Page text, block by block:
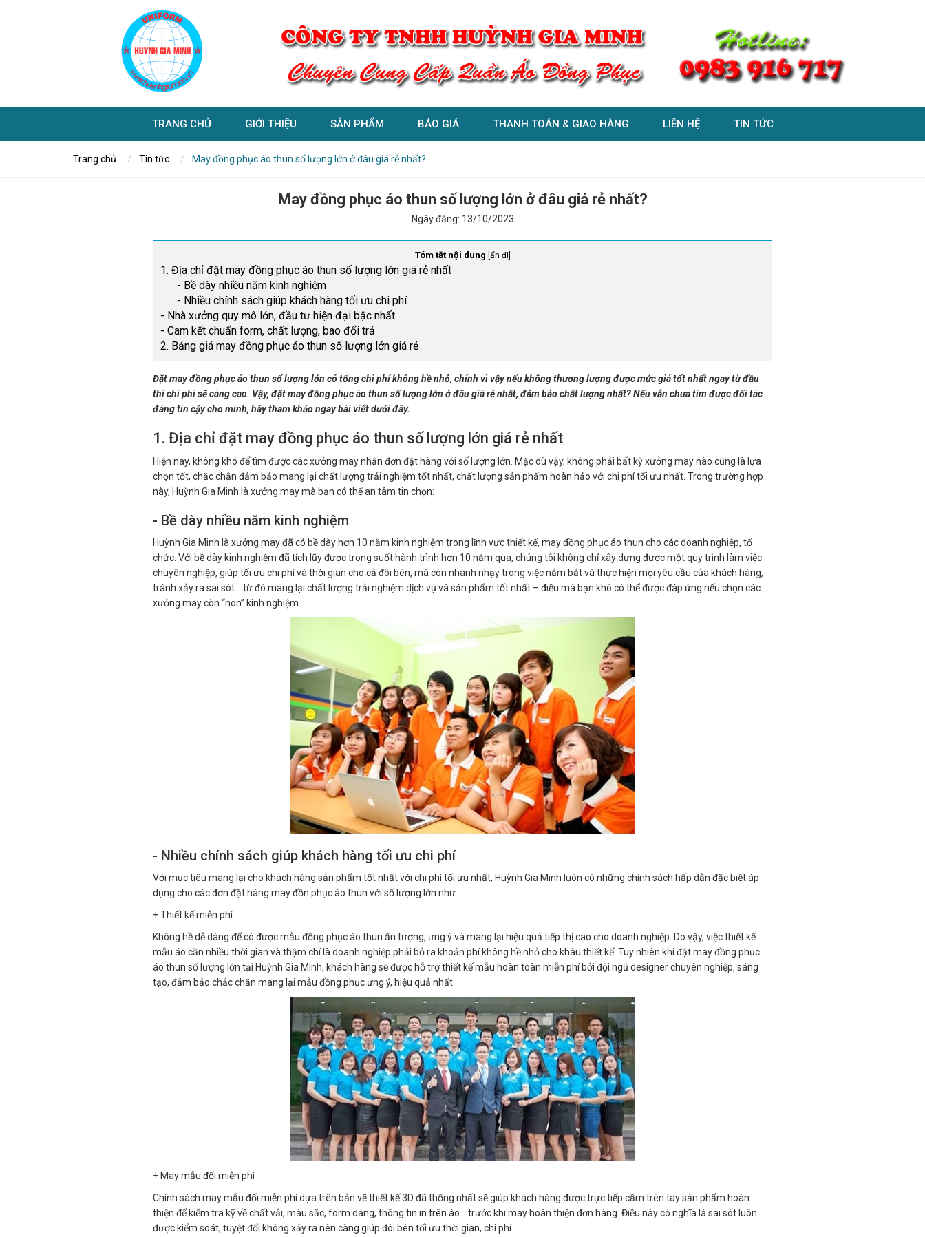
TRANG CHỦ GIỚI THIỆU SẢN PHẨM BÁO GIÁ THANH TOÁN & GIAO HÀNG LIÊN HỆ TIN TỨC
Trang chủ Tin tức May đồng phục áo thun số lượng lớn ở đâu giá rẻ nhất?
May đồng phục áo thun số lượng lớn ở đâu giá rẻ nhất?
Ngày đăng: 13/10/2023
Tóm tắt nội dung ẩn đi
1. Địa chỉ đặt may đồng phục áo thun số lượng lớn giá rẻ nhất
- Bề dày nhiều năm kinh nghiệm
- Nhiều chính sách giúp khách hàng tối ưu chi phí
- Nhà xưởng quy mô lớn, đầu tư hiện đại bậc nhất
- Cam kết chuẩn form, chất lượng, bao đổi trả
2. Bảng giá may đồng phục áo thun số lượng lớn giá rẻ
Đặt may đồng phục áo thun số lượng lớn có tổng chi phí không hề nhỏ, chính vì vậy nếu không thương lượng được mức giá tốt nhất ngay từ đầu
thì chi phí sẽ càng cao. Vậy, đặt may đồng phục áo thun số lượng lớn ở đâu giá rẻ nhất, đảm bảo chất lượng nhất? Nếu vẫn chưa tìm được đối tác
đáng tin cậy cho mình, hãy tham khảo ngay bài viết dưới đây.
1. Địa chỉ đặt may đồng phục áo thun số lượng lớn giá rẻ nhất
Hiện nay, không khó để tìm được các xưởng may nhận đơn đặt hàng với số lượng lớn. Mặc dù vậy, không phải bất kỳ xưởng may nào cũng là lựa
chọn tốt, chắc chắn đảm bảo mang lại chất lượng trải nghiệm tốt nhất, chất lượng sản phẩm hoàn hảo với chi phí tối ưu nhất. Trong trường hợp
này, Huỳnh Gia Minh là xưởng may mà bạn có thể an tâm tin chọn:
- Bề dày nhiều năm kinh nghiệm
Huỳnh Gia Minh là xưởng may đã có bề dày hơn 10 năm kinh nghiệm trong lĩnh vực thiết kế, may đồng phục áo thun cho các doanh nghiệp, tổ
chức. Với bề dày kinh nghiệm đã tích lũy được trong suốt hành trình hơn 10 năm qua, chúng tôi không chỉ xây dựng được một quy trình làm việc
chuyên nghiệp, giúp tối ưu chi phí và thời gian cho cả đôi bên, mà còn nhanh nhạy trong việc nắm bắt và thực hiện mọi yêu cầu của khách hàng,
tránh xảy ra sai sót… từ đó mang lại chất lượng trải nghiệm dịch vụ và sản phẩm tốt nhất – điều mà bạn khó có thể được đáp ứng nếu chọn các
xưởng may còn “non” kinh nghiệm.
- Nhiều chính sách giúp khách hàng tối ưu chi phí
Với mục tiêu mang lại cho khách hàng sản phẩm tốt nhất với chi phí tối ưu nhất, Huỳnh Gia Minh luôn có những chính sách hấp dẫn đặc biệt áp
dụng cho các đơn đặt hàng may đồn phục áo thun với số lượng lớn như:
+ Thiết kế miễn phí
Không hề dễ dàng để có được mẫu đồng phục áo thun ấn tượng, ưng ý và mang lại hiệu quả tiếp thị cao cho doanh nghiệp. Do vậy, việc thiết kế
mẫu áo cần nhiều thời gian và thậm chí là doanh nghiệp phải bỏ ra khoản phí không hề nhỏ cho khâu thiết kế. Tuy nhiên khi đặt may đồng phục
áo thun số lượng lớn tại Huỳnh Gia Minh, khách hàng sẽ được hỗ trợ thiết kế mẫu hoàn toàn miễn phí bởi đội ngũ designer chuyên nghiệp, sáng
tạo, đảm bảo chắc chắn mang lại mẫu đồng phục ưng ý, hiệu quả nhất.
+ May mẫu đối miễn phí
Chính sách may mẫu đối miễn phí dựa trên bản vẽ thiết kế 3D đã thống nhất sẽ giúp khách hàng được trực tiếp cầm trên tay sản phẩm hoàn
thiện để kiểm tra kỹ về chất vải, màu sắc, form dáng, thông tin in trên áo… trước khi may hoàn thiện đơn hàng. Điều này có nghĩa là sai sót luôn
được kiểm soát, tuyệt đối không xảy ra nên càng giúp đôi bên tối ưu thời gian, chi phí.